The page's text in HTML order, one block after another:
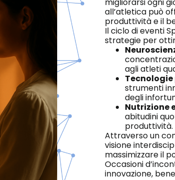
all’atletica può
produttività e il
Il ciclo di eventi
strategie per
agli atleti
strumenti
degli
Nutrizione
abitudini
produttività.
Attraverso un
visione
massimizzare il
Occasioni
innovazione,